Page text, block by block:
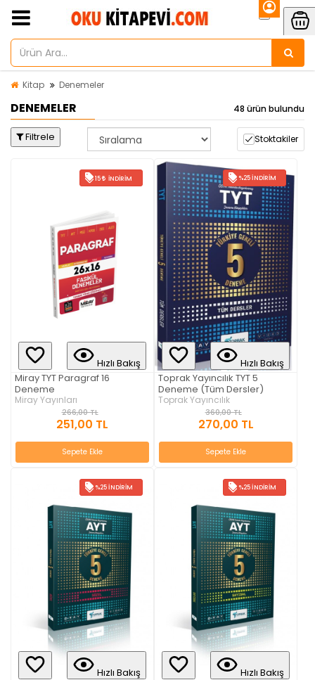
Kitap Denemeler
DENEMELER 48 ürün bulundu
Filtrele Stoktakiler
15 İNDIRIM
Hızlı Bakış
Miray TYT Paragraf 16
Deneme
Miray Yayınları
266,00 TL
251,00 TL
Sepete Ekle
%25 İNDIRIM
Hızlı Bakış
Toprak Yayıncılık TYT 5
Deneme (Tüm Dersler)
Toprak Yayıncılık
360,00 TL
270,00 TL
Sepete Ekle
%25 İNDIRIM
Hızlı Bakış
%25 İNDIRIM
Hızlı Bakış